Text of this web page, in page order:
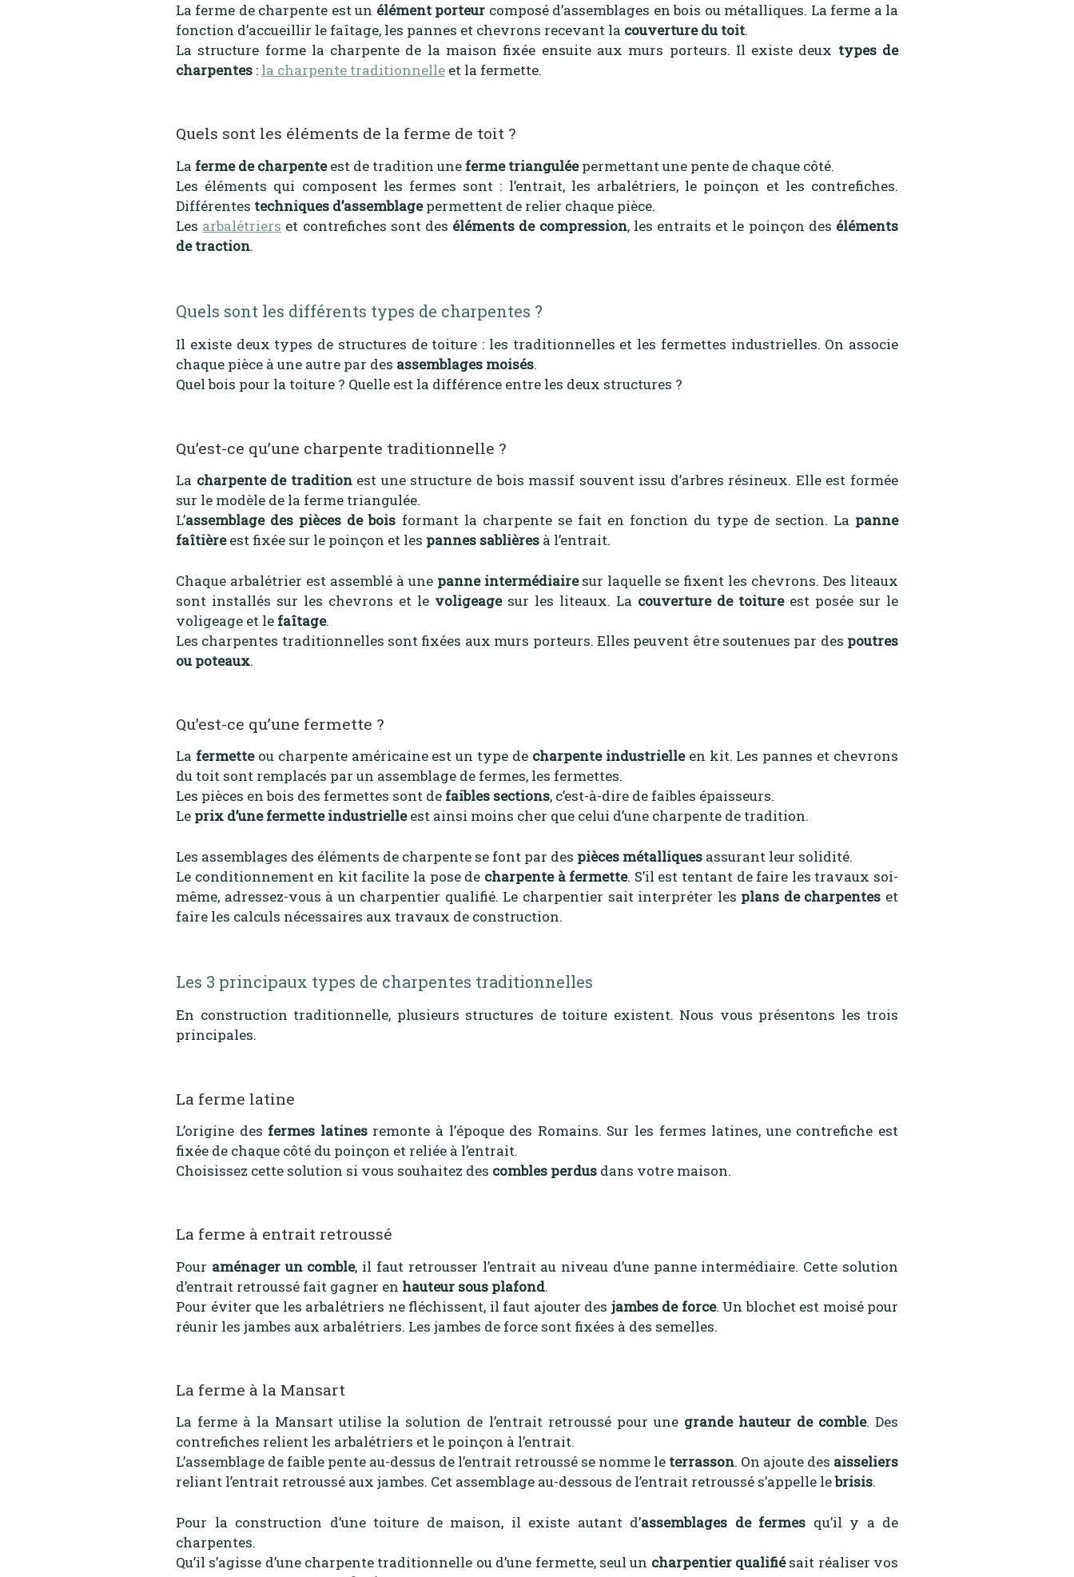
La ferme de charpente est un élément porteur composé d’assemblages en bois ou métalliques. La ferme a la
fonction d’accueillir le faîtage, les pannes et chevrons recevant la couverture du toit.
La structure forme la charpente de la maison fixée ensuite aux murs porteurs. Il existe deux types de
charpentes : la charpente traditionnelle et la fermette.
Quels sont les éléments de la ferme de toit ?
La ferme de charpenteest de tradition une ferme trianguléepermettant une pente de chaque côté.
Les éléments qui composent les fermes sont : l’entrait, les arbalétriers, le poinçon et les contrefiches.
Différentes techniques d’assemblagepermettent de relier chaque pièce.
Les arbalétriers et contrefiches sont des éléments de compression, les entraits et le poinçon des éléments
de traction.
Quels sont les différents types de charpentes ?
Il existe deux types de structures de toiture : les traditionnelles et les fermettes industrielles. On associe
chaque pièce à une autre par des assemblages moisés.
Quel bois pour la toiture ? Quelle est la différence entre les deux structures ?
Qu’est-ce qu’une charpente traditionnelle ?
La charpente de traditionest une structure de bois massif souvent issu d’arbres résineux. Elle est formée
sur le modèle de la ferme triangulée.
L’assemblage des pièces de bois formant la charpente se fait en fonction du type de section. La panne
faîtièreest fixée sur le poinçon et les pannes sablières à l’entrait.
Chaque arbalétrier est assemblé à unepanne intermédiairesur laquelle se fixent les chevrons. Des liteaux
sont installés sur les chevrons et le voligeage sur les liteaux. La couverture de toitureest posée sur le
voligeage et le faîtage.
Les charpentes traditionnelles sont fixées aux murs porteurs. Elles peuvent être soutenues par des poutres
ou poteaux.
Qu’est-ce qu’une fermette ?
La fermetteou charpente américaine est un type de charpente industrielleen kit. Les pannes et chevrons
du toit sont remplacés par un assemblage de fermes, les fermettes.
Les pièces en bois des fermettes sont de faibles sections, c’est-à-dire de faibles épaisseurs.
Le prix d’une fermette industrielleest ainsi moins cher que celui d’une charpente de tradition.
Les assemblages des éléments de charpente se font par des pièces métalliques assurant leur solidité.
Le conditionnement en kit facilite la pose de charpente à fermette. S’il est tentant de faire les travaux soi-
même, adressez-vous à un charpentier qualifié. Le charpentier sait interpréter les plans de charpentes et
faire les calculs nécessaires aux travaux de construction.
Les 3 principaux types de charpentes traditionnelles
En construction traditionnelle, plusieurs structures de toiture existent. Nous vous présentons les trois
principales.
La ferme latine
L’origine des fermes latinesremonte à l’époque des Romains. Sur les fermes latines, une contrefiche est
fixée de chaque côté du poinçon et reliée à l’entrait.
Choisissez cette solution si vous souhaitez des combles perdus dans votre maison.
La ferme à entrait retroussé
Pour aménager un comble, il faut retrousser l’entrait au niveau d’une panne intermédiaire. Cette solution
d’entrait retroussé fait gagner en hauteur sous plafond.
Pour éviter que les arbalétriers ne fléchissent, il faut ajouter des jambes de force. Un blochet est moisé pour
réunir les jambes aux arbalétriers. Les jambes de force sont fixées à des semelles.
La ferme à la Mansart
La ferme à la Mansart utilise la solution de l’entrait retroussé pour unegrande hauteur de comble. Des
contrefiches relient les arbalétriers et le poinçon à l’entrait.
L’assemblage de faible pente au-dessus de l’entrait retroussé se nomme le terrasson. On ajoute des aisseliers
reliant l’entrait retroussé aux jambes. Cet assemblage au-dessous de l’entrait retroussé s’appelle lebrisis.
Pour la construction d’une toiture de maison, il existe autant d’assemblages de fermes qu’il y a de
charpentes.
Qu’il s’agisse d’une charpente traditionnelle ou d’une fermette, seul un charpentier qualifiésait réaliser vos